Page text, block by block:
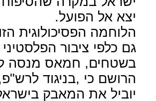
יצא אל הפועל.
הלוחמה הפסיכולוגית
גם כלפי ציבור הפלסטיני
בשטחים, חמאס מנסה
הרושם כי ,בניגוד
יוביל את המאבק